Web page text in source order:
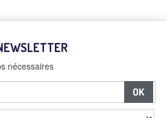
nécessaires
–